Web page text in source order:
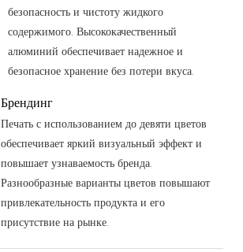
безопасность и чистоту жидкого
содержимого. Высококачественный
алюминий обеспечивает надежное и
безопасное хранение без потери вкуса.
Брендинг
Печать с использованием до девяти цветов
обеспечивает яркий визуальный эффект и
повышает узнаваемость бренда.
Разнообразные варианты цветов повышают
привлекательность продукта и его
присутствие на рынке.